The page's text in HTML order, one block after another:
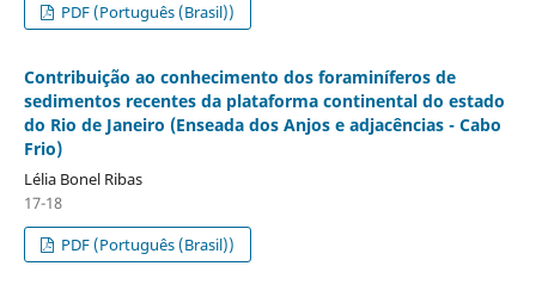
PDF (Português (Brasil))
Contribuição ao conhecimento dos foraminíferos de
sedimentos recentes da plataforma continental do estado
do Rio de Janeiro (Enseada dos Anjos e adjacências - Cabo
Frio)
Lélia Bonel Ribas
17-18
PDF (Português (Brasil))